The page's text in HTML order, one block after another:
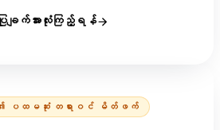
ြုချက်အားလုံးကြည့်ရန်
ပထမဆုံး တရားဝင် မိတ်ဖက်